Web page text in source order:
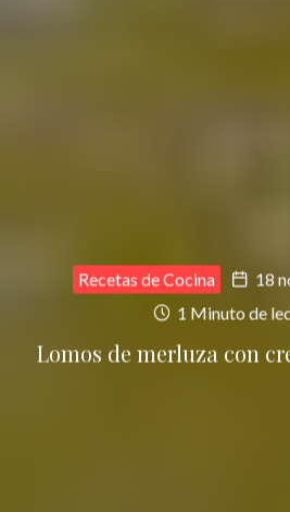
Recetas de Cocina
18
1 Minuto de
Lomos de merluza con